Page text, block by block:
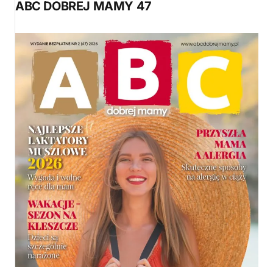
ABC DOBREJ MAMY 47